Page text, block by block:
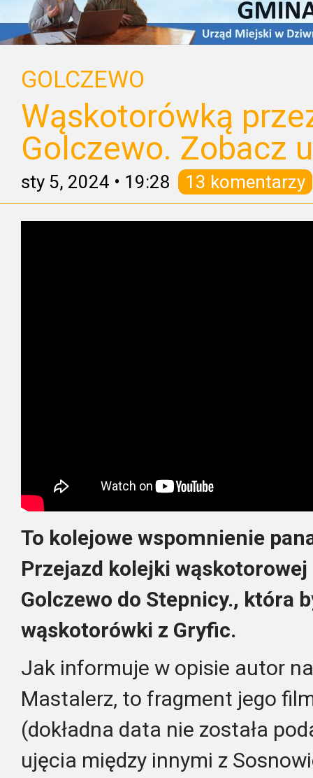
GOLCZEWO
Wąskotorówką
Golczewo. Zobacz
sty 5, 2024 • 19:28 13 komentarzy
To kolejowe wspomnienie
Przejazd kolejki
Golczewo do Stepnicy., która
wąskotorówki z Gryfic.
Jak informuje w opisie autor
Mastalerz, to fragment jego
(dokładna data nie została
ujęcia między innymi z